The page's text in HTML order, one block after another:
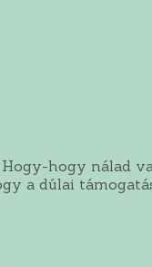
hogy nálad
a dúlai